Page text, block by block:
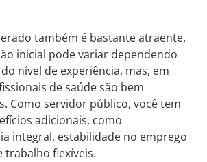
também é bastante atraente.
inicial pode variar dependendo
nível de experiência, mas, em
de saúde são bem
Como servidor público, você tem
adicionais, como
integral, estabilidade no emprego
trabalho flexíveis.